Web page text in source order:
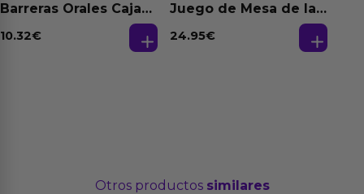
Barreras Orales Caja
10.32€
Juego de Mesa de las
24.95€
Otros productos similares